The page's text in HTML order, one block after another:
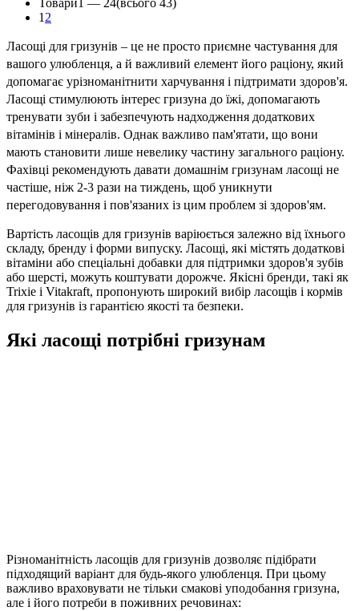
Товари 1 — 24(всього 43)
1 2
Ласощі для гризунів – це не просто приємне частування для
вашого улюбленця, а й важливий елемент його раціону, який
допомагає урізноманітнити харчування і підтримати здоров'я.
Ласощі стимулюють інтерес гризуна до їжі, допомагають
тренувати зуби і забезпечують надходження додаткових
вітамінів і мінералів. Однак важливо пам'ятати, що вони
мають становити лише невелику частину загального раціону.
Фахівці рекомендують давати домашнім гризунам ласощі не
частіше, ніж 2-3 рази на тиждень, щоб уникнути
перегодовування і пов'язаних із цим проблем зі здоров'ям.
Вартість ласощів для гризунів варіюється залежно від їхнього
складу, бренду і форми випуску. Ласощі, які містять додаткові
вітаміни або спеціальні добавки для підтримки здоров'я зубів
або шерсті, можуть коштувати дорожче. Якісні бренди, такі як
Trixie і Vitakraft, пропонують широкий вибір ласощів і кормів
для гризунів із гарантією якості та безпеки.
Які ласощі потрібні гризунам
Різноманітність ласощів для гризунів дозволяє підібрати
підходящий варіант для будь-якого улюбленця. При цьому
важливо враховувати не тільки смакові уподобання гризуна,
але і його потреби в поживних речовинах: